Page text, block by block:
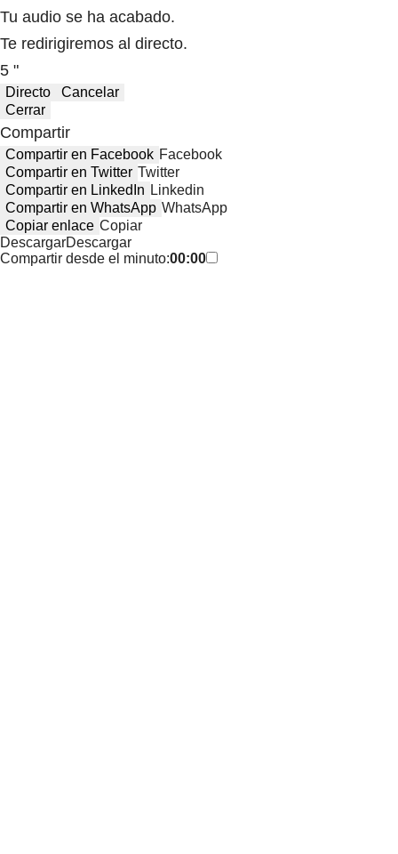
Tu audio se ha acabado.
Te redirigiremos al directo.
5 "
Directo
Cancelar
Cerrar
Compartir
Compartir en Facebook Facebook
Compartir en Twitter Twitter
Compartir en LinkedIn Linkedin
Compartir en WhatsApp WhatsApp
Copiar enlace Copiar
DescargarDescargar
Compartir desde el minuto:00:00